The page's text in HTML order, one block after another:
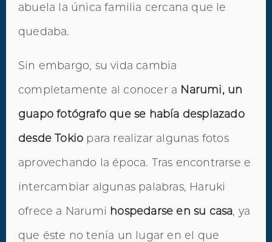
abuela la única familia cercana que le
quedaba.
Sin embargo, su vida cambia
completamente al conocer a Narumi, un
guapo fotógrafo que se había desplazado
desde Tokio para realizar algunas fotos
aprovechando la época. Tras encontrarse e
intercambiar algunas palabras, Haruki
ofrece a Narumi hospedarse en su casa, ya
que éste no tenía un lugar en el que